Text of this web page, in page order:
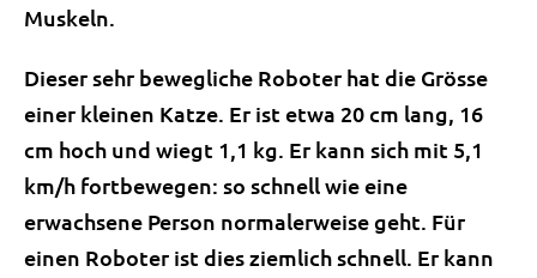
Muskeln.
Dieser sehr bewegliche Roboter hat die Grösse
einer kleinen Katze. Er ist etwa 20 cm lang, 16
cm hoch und wiegt 1,1 kg. Er kann sich mit 5,1
km/h fortbewegen: so schnell wie eine
erwachsene Person normalerweise geht. Für
einen Roboter ist dies ziemlich schnell. Er kann